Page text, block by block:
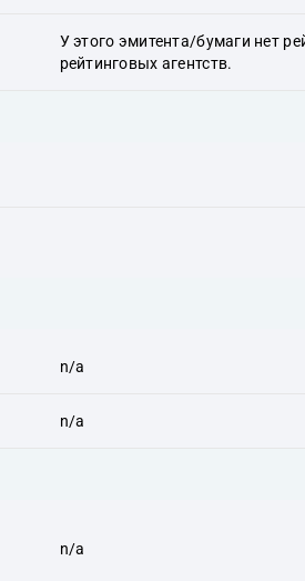
У этого эмитента/бумаги нет
рейтинговых агентств.
n/a
n/a
n/a